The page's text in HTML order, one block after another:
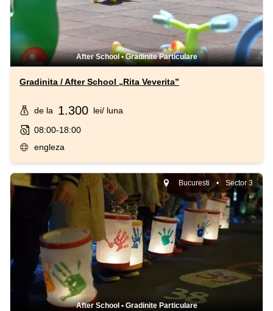
After School•Gradinite Particulare
Gradinita / After School „Rita Veverita”
de la 1.300 lei/ luna
08:00-18:00
engleza
Bucuresti • Sector 3
After School • Gradinite Particulare